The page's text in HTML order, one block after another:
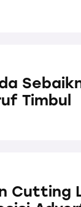
Timbul
Cutting